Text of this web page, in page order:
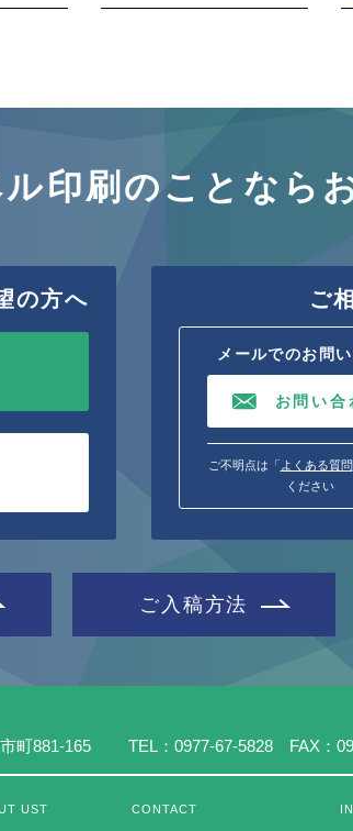
印刷のことなら
の方へ ご
メールでのお問
お問い合
ご不明点は「 よくある質問
ください
ご入稿方法
町881-165 TEL：0977-67-5828 FAX：
UST CONTACT